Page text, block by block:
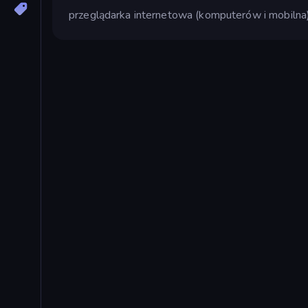
przeglądarka internetowa (komputerów i